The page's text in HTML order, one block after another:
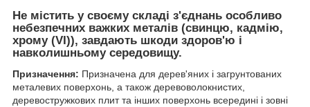
Не містить у своєму складі з'єднань особливо
небезпечних важких металів (свинцю, кадмію,
хрому (VI)), завдають шкоди здоров'ю і
навколишньому середовищу.
Призначення: Призначена для дерев'яних і загрунтованих
металевих поверхонь, а також деревоволокнистих,
деревостружкових плит та інших поверхонь всередині і зовні